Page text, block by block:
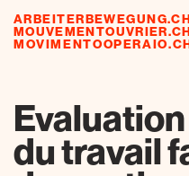
ressourcen
du travail